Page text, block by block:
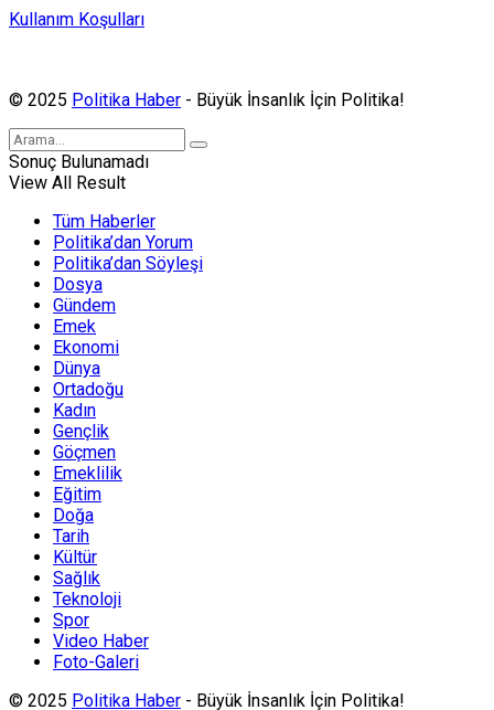
Kullanım Koşulları
© 2025 Politika Haber - Büyük İnsanlık İçin Politika!
Sonuç Bulunamadı
View All Result
Tüm Haberler
Politika’dan Yorum
Politika’dan Söyleşi
Dosya
Gündem
Emek
Ekonomi
Dünya
Ortadoğu
Kadın
Gençlik
Göçmen
Emeklilik
Eğitim
Doğa
Tarih
Kültür
Sağlık
Teknoloji
Spor
Video Haber
Foto-Galeri
© 2025 Politika Haber - Büyük İnsanlık İçin Politika!